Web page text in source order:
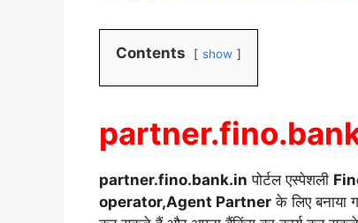
Contents show
partner.fino.bank.in पोर्टल एस्पेशली
operator,Agent Partner के लिए बनाया